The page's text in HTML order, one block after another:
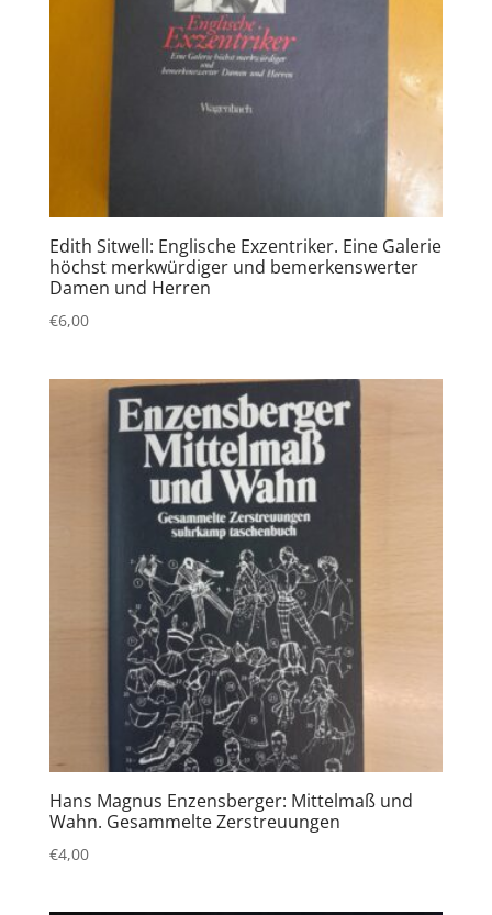
Edith Sitwell: Englische Exzentriker. Eine Galerie
höchst merkwürdiger und bemerkenswerter
Damen und Herren
€6,00
Hans Magnus Enzensberger: Mittelmaß und
Wahn. Gesammelte Zerstreuungen
€4,00